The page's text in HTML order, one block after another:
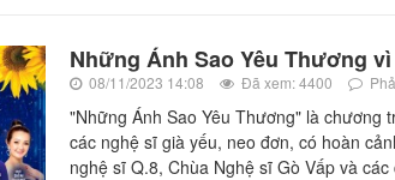
Những Ánh Sao Yêu Thương
08/11/2023 14:08 Đã xem: 4400
"Những Ánh Sao Yêu Thương" là chương
các nghệ sĩ già yếu, neo đơn, có hoàn
nghệ sĩ Q.8, Chùa Nghệ sĩ Gò Vấp và